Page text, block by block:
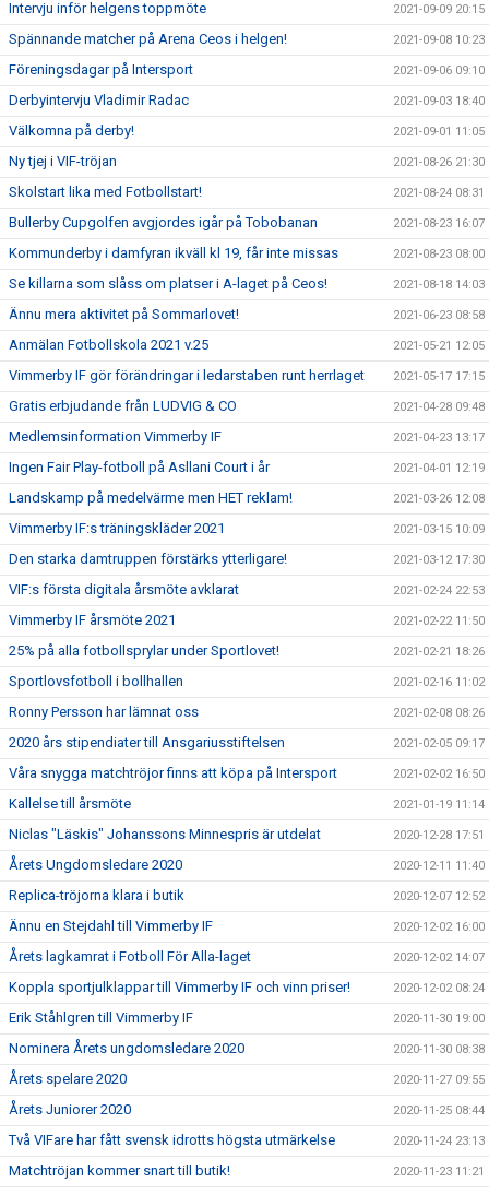
Intervju inför helgens toppmöte 2021-09-09 20:15
Spännande matcher på Arena Ceos i helgen! 2021-09-08 10:23
Föreningsdagar på Intersport 2021-09-06 09:10
Derbyintervju Vladimir Radac 2021-09-03 18:40
Välkomna på derby! 2021-09-01 11:05
Ny tjej i VIF-tröjan 2021-08-26 21:30
Skolstart lika med Fotbollstart! 2021-08-24 08:31
Bullerby Cupgolfen avgjordes igår på Tobobanan 2021-08-23 16:07
Kommunderby i damfyran ikväll kl 19, får inte missas 2021-08-23 08:00
Se killarna som slåss om platser i A-laget på Ceos! 2021-08-18 14:03
Ännu mera aktivitet på Sommarlovet! 2021-06-23 08:58
Anmälan Fotbollskola 2021 v.25 2021-05-21 12:05
Vimmerby IF gör förändringar i ledarstaben runt herrlaget 2021-05-17 17:15
Gratis erbjudande från LUDVIG & CO 2021-04-28 09:48
Medlemsinformation Vimmerby IF 2021-04-23 13:17
Ingen Fair Play-fotboll på Asllani Court i år 2021-04-01 12:19
Landskamp på medelvärme men HET reklam! 2021-03-26 12:08
Vimmerby IF:s träningskläder 2021 2021-03-15 10:09
Den starka damtruppen förstärks ytterligare! 2021-03-12 17:30
VIF:s första digitala årsmöte avklarat 2021-02-24 22:53
Vimmerby IF årsmöte 2021 2021-02-22 11:50
25% på alla fotbollsprylar under Sportlovet! 2021-02-21 18:26
Sportlovsfotboll i bollhallen 2021-02-16 11:02
Ronny Persson har lämnat oss 2021-02-08 08:26
2020 års stipendiater till Ansgariusstiftelsen 2021-02-05 09:17
Våra snygga matchtröjor finns att köpa på Intersport 2021-02-02 16:50
Kallelse till årsmöte 2021-01-19 11:14
Niclas "Läskis" Johanssons Minnespris är utdelat 2020-12-28 17:51
Årets Ungdomsledare 2020 2020-12-11 11:40
Replica-tröjorna klara i butik 2020-12-07 12:52
Ännu en Stejdahl till Vimmerby IF 2020-12-02 16:00
Årets lagkamrat i Fotboll För Alla-laget 2020-12-02 14:07
Koppla sportjulklappar till Vimmerby IF och vinn priser! 2020-12-02 08:24
Erik Ståhlgren till Vimmerby IF 2020-11-30 19:00
Nominera Årets ungdomsledare 2020 2020-11-30 08:38
Årets spelare 2020 2020-11-27 09:55
Årets Juniorer 2020 2020-11-25 08:44
Två VIFare har fått svensk idrotts högsta utmärkelse 2020-11-24 23:13
Matchtröjan kommer snart till butik! 2020-11-23 11:21